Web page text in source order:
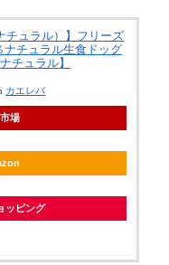
チュラル）】フリーズ
ナチュラル生食ドッグ
チュラル】
カエレバ
場
ッピング